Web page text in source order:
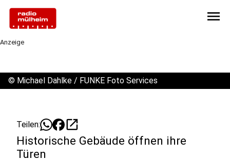
menu
Anzeige
© Michael Dahlke / FUNKE Foto Services
Teilen: open_in_new
Historische Gebäude öffnen ihre
Türen